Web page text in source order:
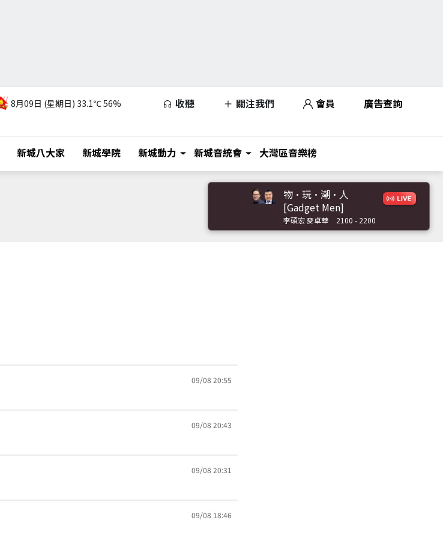
8月09日 (星期日) 33.1℃56% 收聽 關注我們 會員 廣告查詢
新城八大家 新城學院 新城動力 新城音統會 大灣區音樂榜
物·玩·潮·人
[Gadget Men]
李碩宏 麥卓華 2100 - 2200
09/08 20:55
09/08 20:43
09/08 20:31
09/08 18:46